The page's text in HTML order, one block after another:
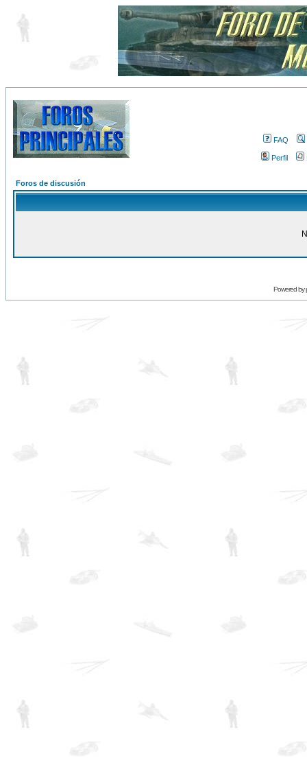
FAQ
Perfil
Foros de discusión
Powered by